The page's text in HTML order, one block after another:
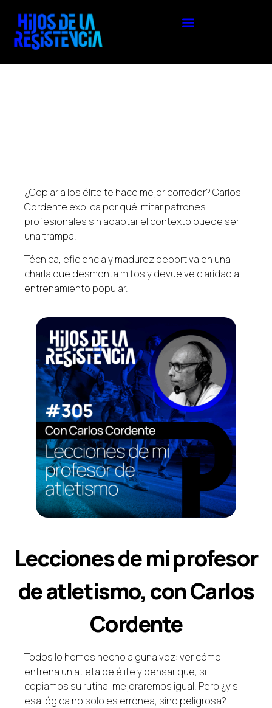
¿Copiar a los élite te hace mejor corredor? Carlos
Cordente explica por qué imitar patrones
profesionales sin adaptar el contexto puede ser
una trampa.
Técnica, eficiencia y madurez deportiva en una
charla que desmonta mitos y devuelve claridad al
entrenamiento popular.
Lecciones de mi profesor
de atletismo, con Carlos
Cordente
Todos lo hemos hecho alguna vez: ver cómo
entrena un atleta de élite y pensar que, si
copiamos su rutina, mejoraremos igual. Pero ¿y si
esa lógica no solo es errónea, sino peligrosa?